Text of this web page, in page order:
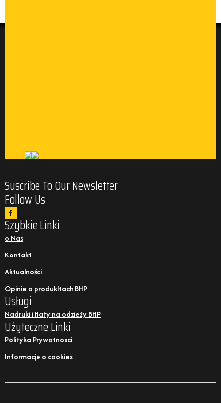
Suscribe To Our Newsletter
Follow Us
Szybkie Linki
o Nas
Kontakt
Aktualności
Opinie o produkltach BHP
Usługi
Nadruki i Haty na odzieży BHP
Użyteczne Linki
Polityka Prywatnosci
Informacje o cookies